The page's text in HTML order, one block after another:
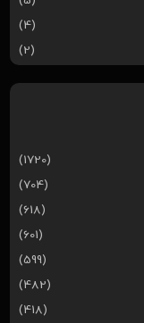
(4)
(2)
(1720)
(704)
(618)
(601)
(599)
(482)
(418)